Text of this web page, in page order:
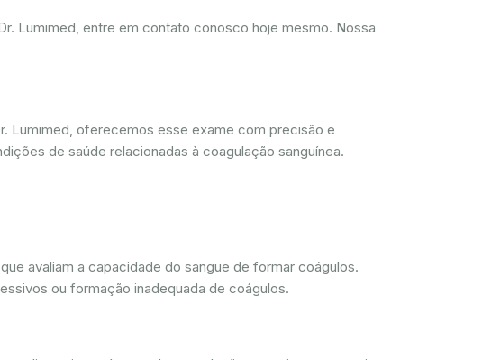
Lumimed, entre em contato conosco hoje mesmo. Nossa
Lumimed, oferecemos esse exame com precisão e
de saúde relacionadas à coagulação sanguínea.
avaliam a capacidade do sangue de formar coágulos.
ou formação inadequada de coágulos.